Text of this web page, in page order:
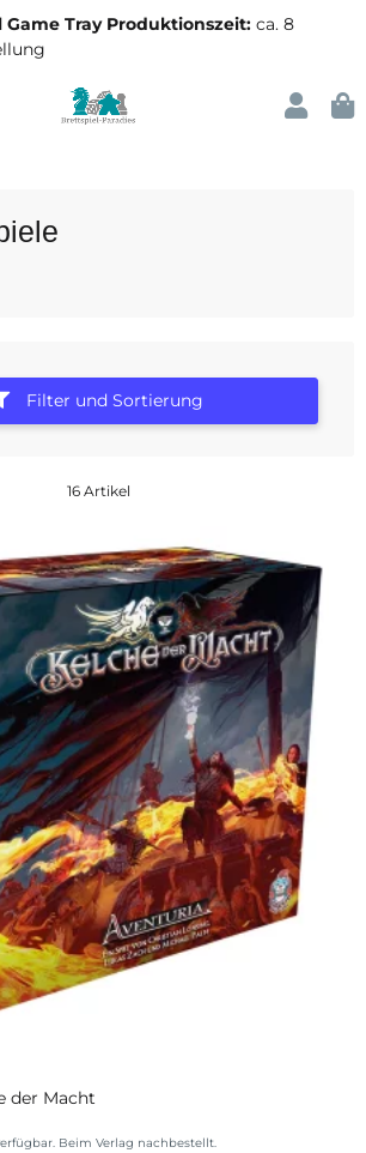
Tray Produktionszeit: ca. 8
Filter und Sortierung
16 Artikel
der Macht
Beim Verlag nachbestellt.